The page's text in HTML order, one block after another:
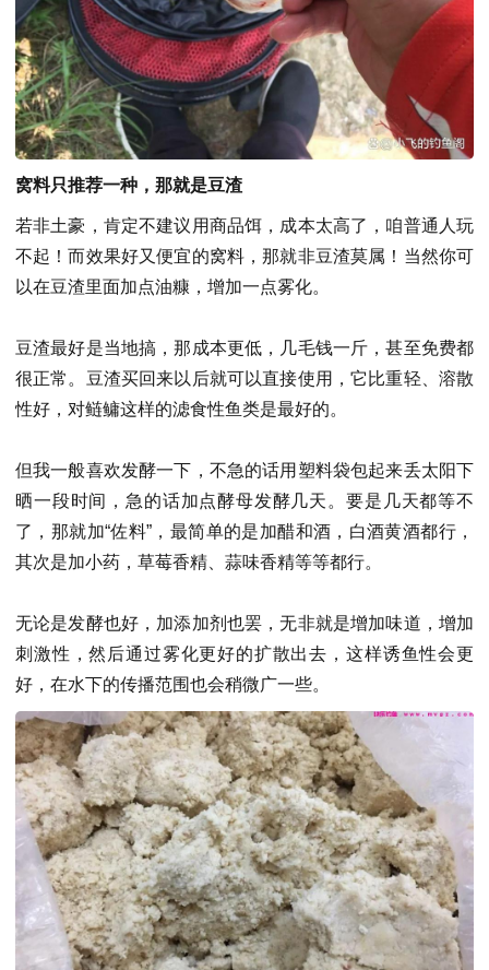
窝料只推荐一种，那就是豆渣
若非土豪，肯定不建议用商品饵，成本太高了，咱普通人玩
不起！而效果好又便宜的窝料，那就非豆渣莫属！当然你可
以在豆渣里面加点油糠，增加一点雾化。
豆渣最好是当地搞，那成本更低，几毛钱一斤，甚至免费都
很正常。豆渣买回来以后就可以直接使用，它比重轻、溶散
性好，对鲢鳙这样的滤食性鱼类是最好的。
但我一般喜欢发酵一下，不急的话用塑料袋包起来丢太阳下
晒一段时间，急的话加点酵母发酵几天。要是几天都等不
了，那就加“佐料”，最简单的是加醋和酒，白酒黄酒都行，
其次是加小药，草莓香精、蒜味香精等等都行。
无论是发酵也好，加添加剂也罢，无非就是增加味道，增加
刺激性，然后通过雾化更好的扩散出去，这样诱鱼性会更
好，在水下的传播范围也会稍微广一些。